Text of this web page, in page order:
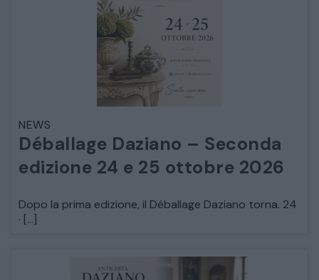
NEWS
Déballage Daziano – Seconda
edizione 24 e 25 ottobre 2026
Dopo la prima edizione, il Déballage Daziano torna. 24
· […]